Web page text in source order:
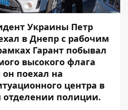
Украины Петр
в Днепр с рабочим
Гарант побывал
высокого флага
поехал на
центра в
полиции.